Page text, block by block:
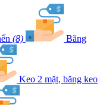
(8) Băng
Keo 2 mặt, băng keo